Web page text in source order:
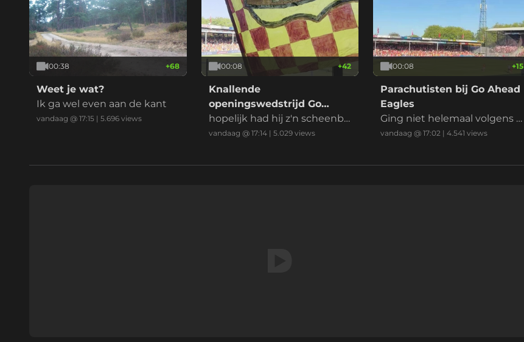
00:38 +68
Weet je wat?
Ik ga wel even aan de kant
vandaag @ 17:15 | 5.696 views
00:08 +42
Knallende
openingswedstrijd Go
Ahead Eagles
hopelijk had hij z'n scheenbe
schermers aan
vandaag @ 17:14| 5.029views
00:08 +15
Parachutisten bij Go Ahead
Eagles
Ging niet helemaal volgens p
lan
vandaag @ 17:02 |4.541 views